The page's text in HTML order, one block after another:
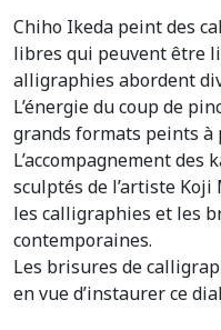
Chiho Ikeda peint des
libres qui peuvent être
alligraphies abordent
L’énergie du coup de
grands formats peints à
L’accompagnement des
sculptés de l’artiste
les calligraphies et les
contemporaines.
Les brisures de
en vue d’instaurer ce